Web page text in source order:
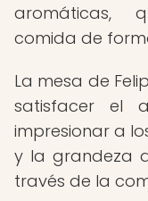
aromáticas,
comida de
La mesa de
satisfacer el
impresionar a
y la grandeza
través de la